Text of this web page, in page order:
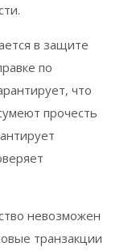
в защите
по
что
прочесть
невозможен
транзакции